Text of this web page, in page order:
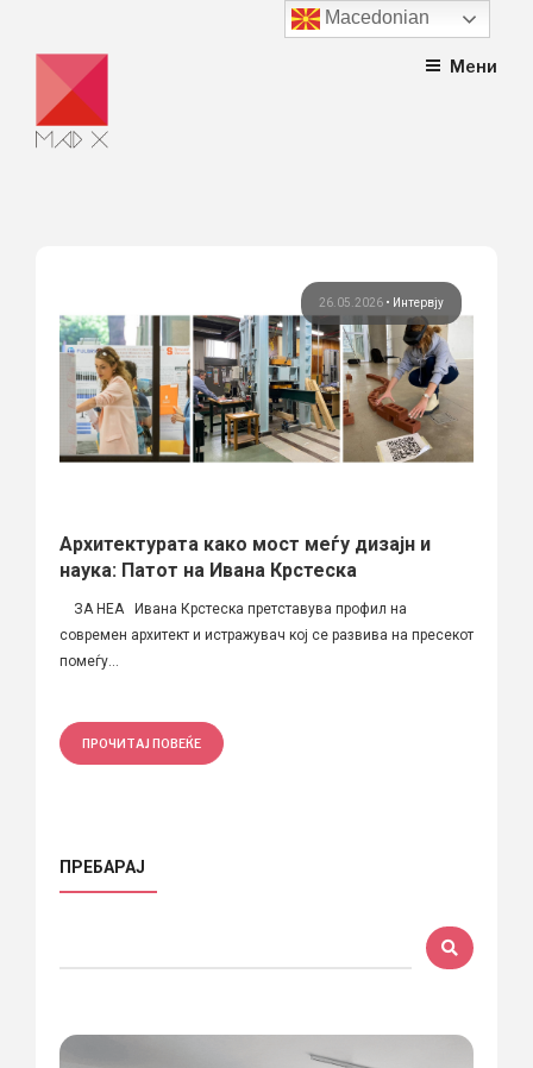
content
Мени
26.05.2026 • Интервју
Архитектурата како мост меѓу дизајн и
наука: Патот на Ивана Крстеска
ЗА НЕА Ивана Крстеска претставува профил на
современ архитект и истражувач кој се развива на пресекот
помеѓу...
ПРОЧИТАЈ ПОВЕЌЕ
ПРЕБАРАЈ
Macedonian